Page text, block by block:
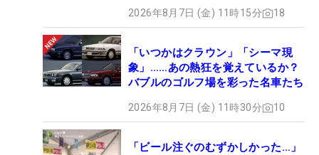
2026年8月7日 (金) 11時15分 18
「いつかはクラウン」「シーマ現
象」……あの熱狂を覚えているか？
バブルのゴルフ場を彩った名車たち
2026年8月7日 (金) 11時30分 10
「ビール注ぐのむずかしかった…」